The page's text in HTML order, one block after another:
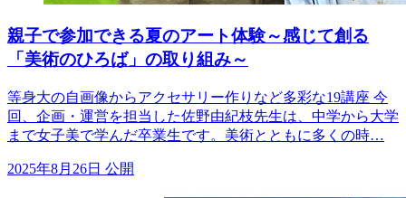
親子で参加できる夏のアート体験～感じて創る
「美術のひろば」の取り組み～
等身大の自画像からアクセサリー作りなど多彩な19講座 今
回、企画・運営を担当した佐野由紀枝先生は、中学から大学
まで女子美で学んだ卒業生です。美術とともに多くの時…
2025年8月26日 公開